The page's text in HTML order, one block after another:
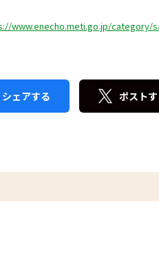
経産省 事業
www.enecho.meti.go.jp/category/
シェアする ポスト